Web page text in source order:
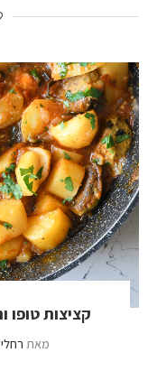
קציצות טופו
מאת